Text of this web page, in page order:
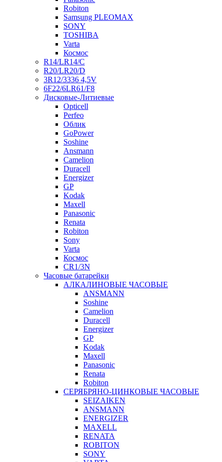
Robiton
Samsung PLEOMAX
SONY
TOSHIBA
Varta
Космос
R14/LR14/C
R20/LR20/D
3R12/3336 4,5V
6F22/6LR61/F8
Дисковые-Литиевые
Opticell
Perfeo
Облик
GoPower
Soshine
Ansmann
Camelion
Duracell
Energizer
GP
Kodak
Maxell
Panasonic
Renata
Robiton
Sony
Varta
Космос
CR1/3N
Часовые батарейки
АЛКАЛИНОВЫЕ ЧАСОВЫЕ
ANSMANN
Soshine
Camelion
Duracell
Energizer
GP
Kodak
Maxell
Panasonic
Renata
Robiton
СЕРЯБРЯНО-ЦИНКОВЫЕ ЧАСОВЫЕ
SEIZAIKEN
ANSMANN
ENERGIZER
MAXELL
RENATA
ROBITON
SONY